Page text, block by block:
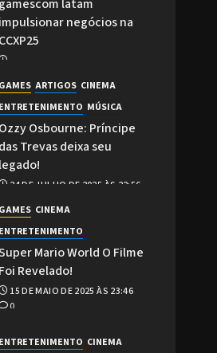
gamescom latam
impulsionar negócios na
CCXP25
0
GAMES ARTIGOS CINEMA
ENTRETENIMENTO MÚSICA
Ozzy Osbourne: Príncipe
das Trevas deixa seu
legado!
24 DE JULHO DE 2025 ÀS 22:56
GAMES CINEMA
ENTRETENIMENTO
Mario World O Filme
Foi Revelado!
15 DE MAIO DE 2025 ÀS 23:46
0
ENTRETENIMENTO CINEMA